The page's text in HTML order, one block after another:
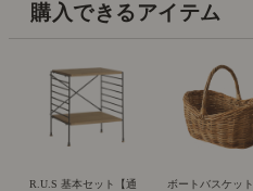
購入できるアイテム
R.U.S 基本セット【通
ボートバスケット